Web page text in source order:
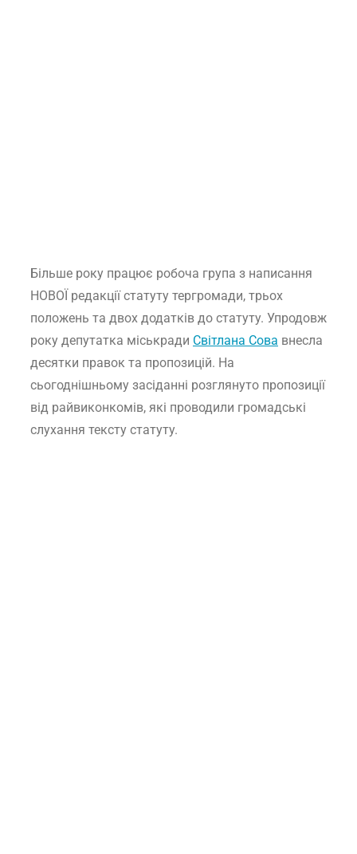
Більше року працює робоча група з написання
НОВОЇ редакції статуту тергромади, трьох
положень та двох додатків до статуту. Упродовж
року депутатка міськради Світлана Сова внесла
десятки правок та пропозицій. На
сьогоднішньому засіданні розглянуто пропозиції
від райвиконкомів, які проводили громадські
слухання тексту статуту.